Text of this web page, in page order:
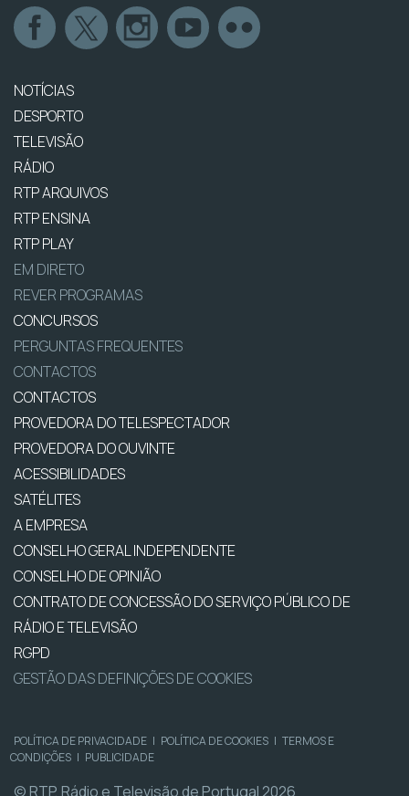
NOTÍCIAS
DESPORTO
TELEVISÃO
RÁDIO
RTP ARQUIVOS
RTP ENSINA
RTP PLAY
EM DIRETO
REVER PROGRAMAS
CONCURSOS
PERGUNTAS FREQUENTES
CONTACTOS
CONTACTOS
PROVEDORA DO TELESPECTADOR
PROVEDORA DO OUVINTE
ACESSIBILIDADES
SATÉLITES
A EMPRESA
CONSELHO GERAL INDEPENDENTE
CONSELHO DE OPINIÃO
CONTRATO DE CONCESSÃO DO SERVIÇO PÚBLICO DE
RÁDIO E TELEVISÃO
RGPD
GESTÃO DAS DEFINIÇÕES DE COOKIES
POLÍTICA DE PRIVACIDADE | POLÍTICA DE COOKIES | TERMOS E
CONDIÇÕES | PUBLICIDADE
© RTP, Rádio e Televisão de Portugal 2026